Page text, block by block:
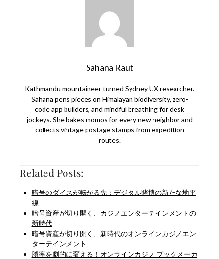
Sahana Raut
Kathmandu mountaineer turned Sydney UX researcher.
Sahana pens pieces on Himalayan biodiversity, zero-
code app builders, and mindful breathing for desk
jockeys. She bakes momos for every new neighbor and
collects vintage postage stamps from expedition
routes.
Related Posts:
暗号のダイスが転がる先：デジタル賭博の新たな地平
線
暗号資産が切り開く、カジノエンターテインメントの
新時代
暗号資産が切り開く、新時代のオンラインカジノエン
ターテインメント
勝率を劇的に変える！オンラインカジノ ブックメーカ